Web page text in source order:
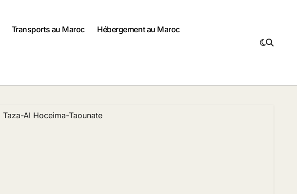
Transports au Maroc Hébergement au Maroc
Taza-Al Hoceima-Taounate